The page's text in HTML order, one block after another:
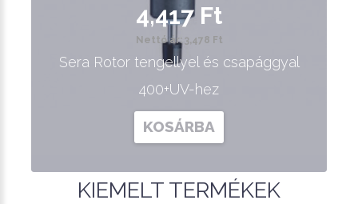
4,417 Ft
Nettó ár: 3,478 Ft
Sera Rotor tengellyel és csapággyal
400+UV-hez
KOSÁRBA
KIEMELT TERMÉKEK